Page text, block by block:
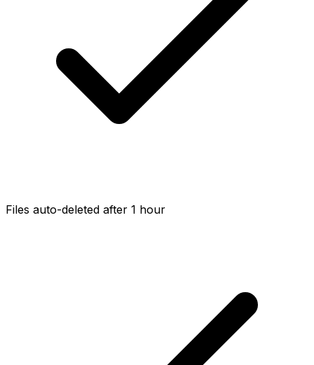
Files auto-deleted after 1 hour